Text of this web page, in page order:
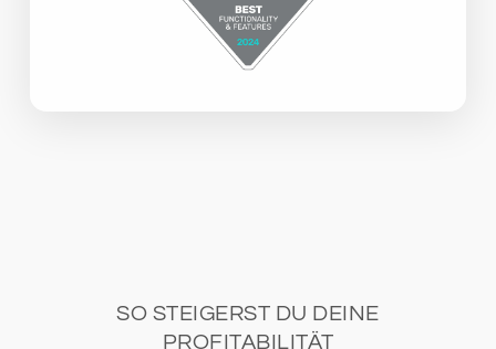
SO STEIGERST DU DEINE
PROFITABILITÄT